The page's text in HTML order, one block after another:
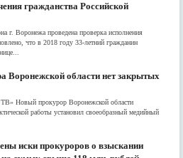
гражданства Российской
г. Воронежа проведена проверка исполнения
что в 2018 году 33-летний гражданин
области нет закрытых
Новый прокурор Воронежской области
работы установил своеобразный медийный
иски прокуроров о взыскании